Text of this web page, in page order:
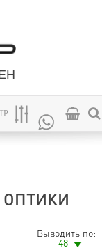
ОПТИКИ
Выводить по:
48